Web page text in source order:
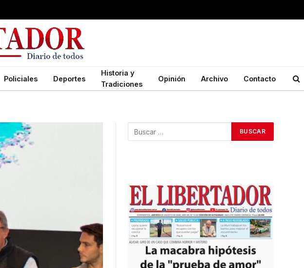
Policiales Deportes
Historia y
Tradiciones
Opinión Archivo Contacto